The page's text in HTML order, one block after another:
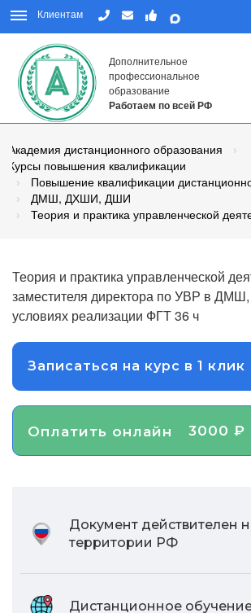
Клиентам
Дополнительное
профессиональное
образование
Работаем по всей РФ
Академия дистанционного образования
Курсы повышения квалификации
Повышение квалификации
ДМШ, ДХШИ, ДШИ
Теория и практика управленческой
Теория и практика управленческой
заместителя директора по УВР в
условиях реализации ФГТ 36 ч
Записаться на курс в 1 клик
Оплатить онлайн 3000 ₽
Документ действителен
территории РФ
Дистанционное